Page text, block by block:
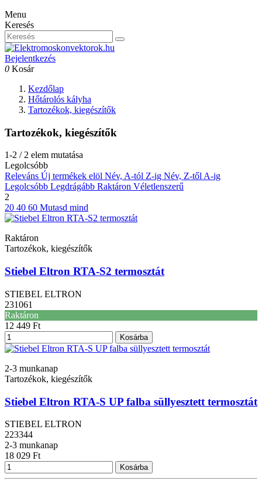
Menu
Keresés
Bejelentkezés
0 Kosár
Kezdőlap
Hőtárolós kályha
Tartozékok, kiegészítők
Tartozékok, kiegészítők
1-2 / 2 elem mutatása
Legolcsóbb
Releváns Új termékek elöl Név, A-tól Z-ig Név, Z-től A-ig
Legolcsóbb Legdrágább Raktáron Véletlenszerű
2
20 40 60 Mutasd mind
Raktáron
Tartozékok, kiegészítők
Stiebel Eltron RTA-S2 termosztát
STIEBEL ELTRON
231061
Raktáron
12 449 Ft
Kosárba
2-3 munkanap
Tartozékok, kiegészítők
Stiebel Eltron RTA-S UP falba süllyesztett termosztát
STIEBEL ELTRON
223344
2-3 munkanap
18 029 Ft
Kosárba